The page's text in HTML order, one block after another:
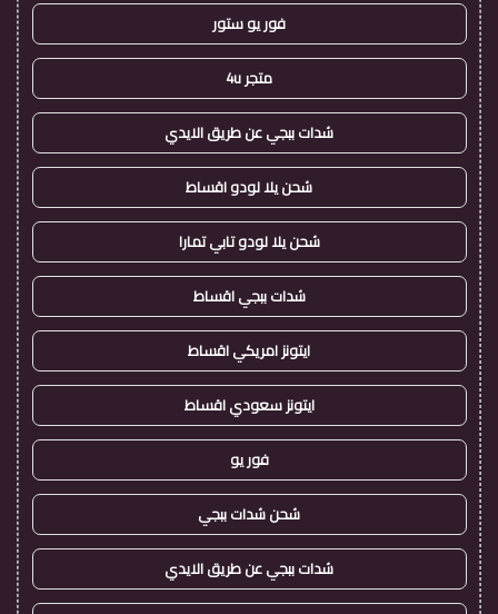
فور يو ستور
متجر 4u
شدات ببجي عن طريق الايدي
شحن يلا لودو اقساط
شحن يلا لودو تابي تمارا
شدات ببجي اقساط
ايتونز امريكي اقساط
ايتونز سعودي اقساط
فور يو
شحن شدات ببجي
شدات ببجي عن طريق الايدي